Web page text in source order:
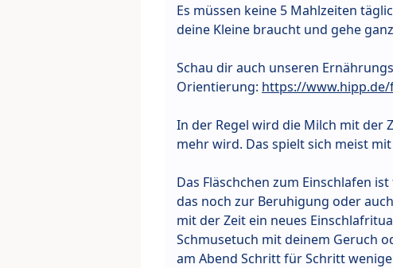
Es müssen keine 5 Mahlzeiten
deine Kleine braucht und gehe
Schau dir auch unseren
Orientierung: https://
In der Regel wird die Milch mit der
mehr wird. Das spielt sich meist
Das Fläschchen zum Einschlafen
das noch zur Beruhigung oder
mit der Zeit ein neues
Schmusetuch mit deinem Geruch
am Abend Schritt für Schritt